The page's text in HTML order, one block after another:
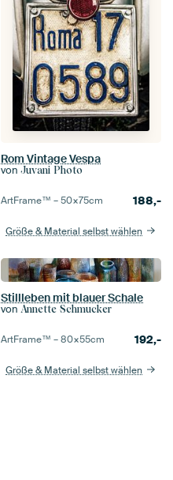
Rom Vintage Vespa
von Juvani Photo
ArtFrame™ –50×75cm 188,-
Größe & Material selbst wählen
Stillleben mit blauer Schale
von Annette Schmucker
ArtFrame™ –80×55cm 192,-
Größe & Material selbst wählen